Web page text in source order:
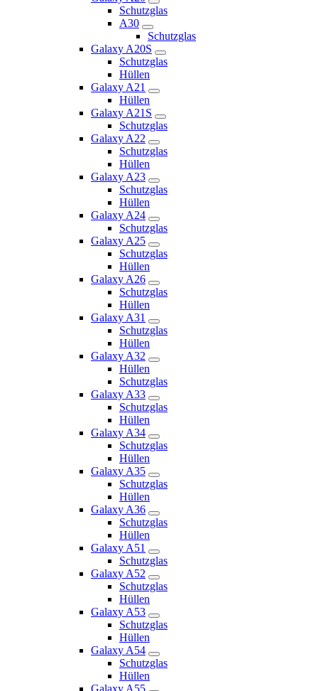
Schutzglas
A30
Schutzglas
Galaxy A20S
Schutzglas
Hüllen
Galaxy A21
Hüllen
Galaxy A21S
Schutzglas
Galaxy A22
Schutzglas
Hüllen
Galaxy A23
Schutzglas
Hüllen
Galaxy A24
Schutzglas
Galaxy A25
Schutzglas
Hüllen
Galaxy A26
Schutzglas
Hüllen
Galaxy A31
Schutzglas
Hüllen
Galaxy A32
Hüllen
Schutzglas
Galaxy A33
Schutzglas
Hüllen
Galaxy A34
Schutzglas
Hüllen
Galaxy A35
Schutzglas
Hüllen
Galaxy A36
Schutzglas
Hüllen
Galaxy A51
Schutzglas
Galaxy A52
Schutzglas
Hüllen
Galaxy A53
Schutzglas
Hüllen
Galaxy A54
Schutzglas
Hüllen